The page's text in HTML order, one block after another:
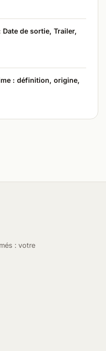
de sortie, Trailer,
: définition, origine,
: votre